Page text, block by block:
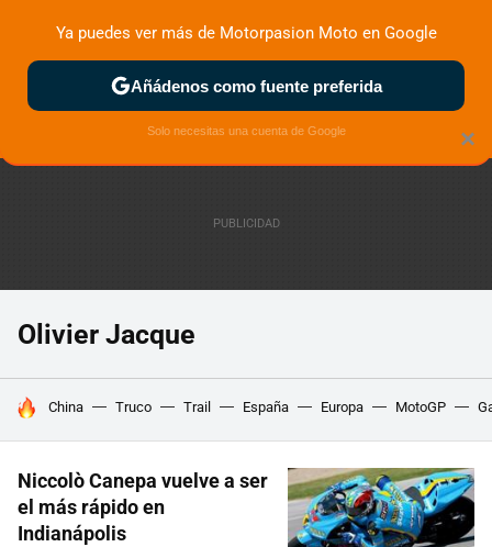
ZONA DE PRUEBAS DEPORTIVAS MOTOS ELÉCTRICAS
Olivier Jacque
HOY SE HABLA DE
China Truco Trail España Europa MotoGP
Niccolò Canepa vuelve a ser
el más rápido en
Indianápolis
×
Ya puedes ver más de Motorpasion Moto en Google
Añádenos como fuente preferida
Solo necesitas una cuenta de Google